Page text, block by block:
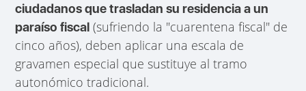
ciudadanos que trasladan su residencia a un
paraíso fiscal (sufriendo la "cuarentena fiscal" de
cinco años), deben aplicar una escala de
gravamen especial que sustituye al tramo
autonómico tradicional.